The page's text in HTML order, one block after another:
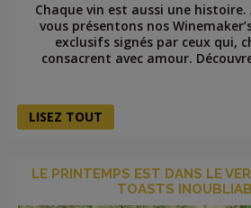
Chaque vin est aussi une
vous présentons nos
exclusifs signés par ceux qui,
consacrent avec amour.
LISEZ TOUT
LE PRINTEMPS EST DANS LE
TOASTS